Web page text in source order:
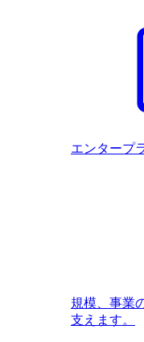
エンタープ
規模、事業
支えます。